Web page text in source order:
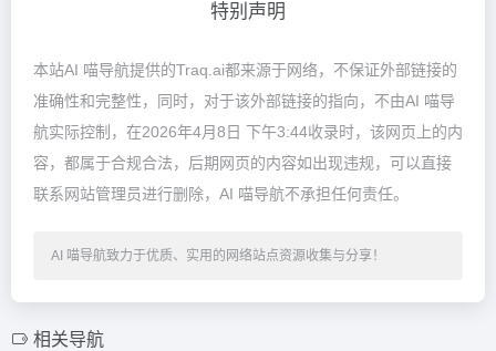
特别声明
本站AI 喵导航提供的Traq.ai都来源于网络，不保证外部链接的
准确性和完整性，同时，对于该外部链接的指向，不由AI 喵导
航实际控制，在2026年4月8日 下午3:44收录时，该网页上的内
容，都属于合规合法，后期网页的内容如出现违规，可以直接
联系网站管理员进行删除，AI 喵导航不承担任何责任。
AI 喵导航致力于优质、实用的网络站点资源收集与分享！
相关导航